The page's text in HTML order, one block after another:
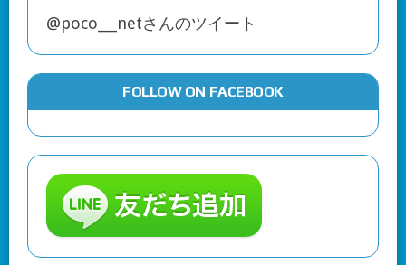
@poco___netさんのツイート
FOLLOW ON FACEBOOK